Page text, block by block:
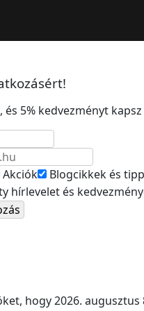
5% kedvezményt
Akciók Blogcikkek és
hírlevelet és
hogy 2026.